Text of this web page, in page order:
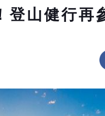
登山健行再